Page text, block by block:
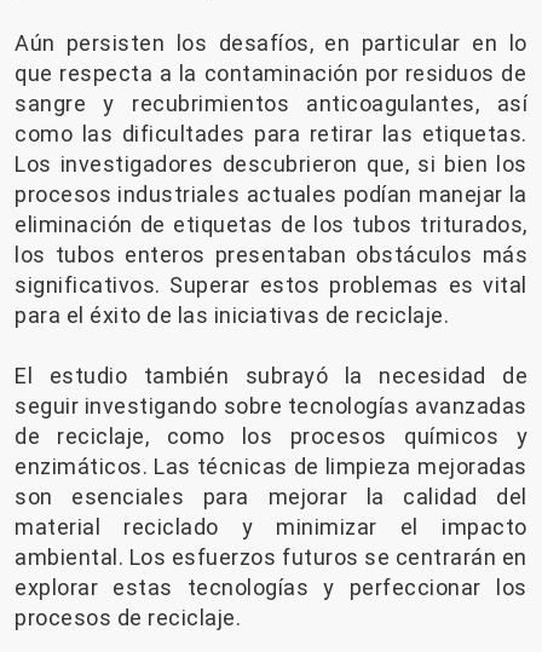
Aún persisten los desafíos, en particular en lo
que respecta a la contaminación por residuos de
sangre y recubrimientos anticoagulantes, así
como las dificultades para retirar las etiquetas.
Los investigadores descubrieron que, si bien los
procesos industriales actuales podían manejar la
eliminación de etiquetas de los tubos triturados,
los tubos enteros presentaban obstáculos más
significativos. Superar estos problemas es vital
para el éxito de las iniciativas de reciclaje.
El estudio también subrayó la necesidad de
seguir investigando sobre tecnologías avanzadas
de reciclaje, como los procesos químicos y
enzimáticos. Las técnicas de limpieza mejoradas
son esenciales para mejorar la calidad del
material reciclado y minimizar el impacto
ambiental. Los esfuerzos futuros se centrarán en
explorar estas tecnologías y perfeccionar los
procesos de reciclaje.